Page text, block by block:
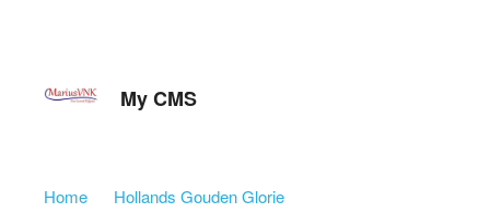
My CMS
Skip to content
Home
Hollands Gouden Glorie